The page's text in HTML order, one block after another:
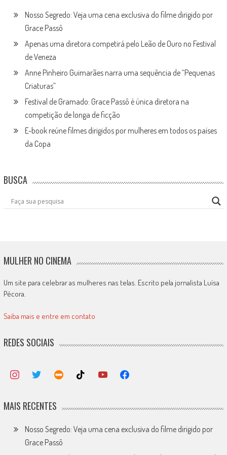
Nosso Segredo: Veja uma cena exclusiva do filme dirigido por
Grace Passô
Apenas uma diretora competirá pelo Leão de Ouro no Festival
de Veneza
Anne Pinheiro Guimarães narra uma sequência de “Pequenas
Criaturas”
Festival de Gramado: Grace Passô é única diretora na
competição de longa de ficção
E-book reúne filmes dirigidos por mulheres em todos os países
da Copa
BUSCA
MULHER NO CINEMA
Um site para celebrar as mulheres nas telas. Escrito pela jornalista Luísa
Pécora.
Saiba mais e entre em contato
REDES SOCIAIS
MAIS RECENTES
Nosso Segredo: Veja uma cena exclusiva do filme dirigido por
Grace Passô